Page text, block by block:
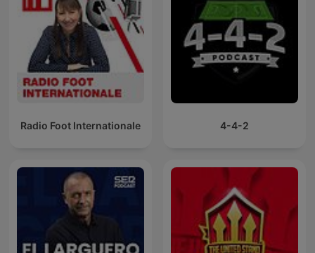
Radio Foot Internationale 4-4-2